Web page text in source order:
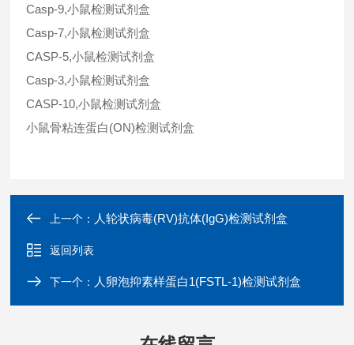
Casp-9,小鼠检测试剂盒
Casp-7,小鼠检测试剂盒
CASP-5,小鼠检测试剂盒
Casp-3,小鼠检测试剂盒
CASP-10,小鼠检测试剂盒
小鼠骨粘连蛋白(ON)检测试剂盒
上一个： 人轮状病毒(RV)抗体(IgG)检测试剂盒
返回列表
下一个： 人卵泡抑素样蛋白1(FSTL-1)检测试剂盒